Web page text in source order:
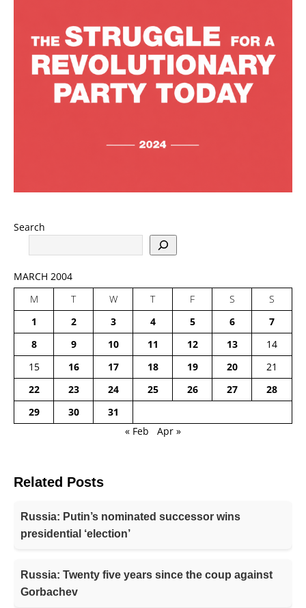
Search
MARCH 2004
M
T W T F S
S
1
2 3 4 5 6
7
8
9 10 11 12 13
14
15
16 17 18 19 20
21
22
23 24 25 26 27
28
29
30
31
« Feb
Apr »
Related Posts
Russia: Putin’s nominated successor wins
presidential ‘election’
Russia: Twenty five years since the coup against
Gorbachev